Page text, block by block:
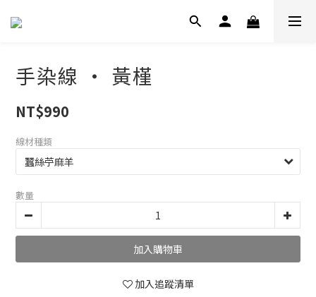
手染線 ‧ 黃槿
NT$990
線材種類
數量
加入購物車
加入追蹤清單